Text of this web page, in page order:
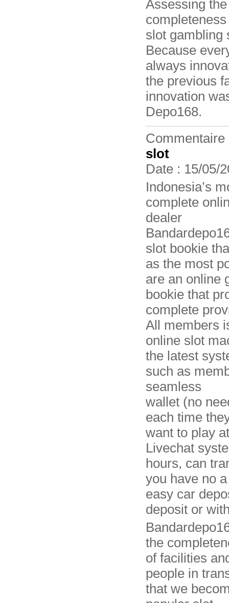
Assessing
slot gambling
Because
always
the previous
innovation
Depo168.
slot
Date : 15/05/
Indonesia’s
complete
dealer
slot bookie
as the most
are an online
bookie that
complete
All members
online slot
the latest
such as
seamless
wallet (no
each time
want to play
Livechat
hours, can
you have no
easy car
deposit or
the
of facilities
people in
that we